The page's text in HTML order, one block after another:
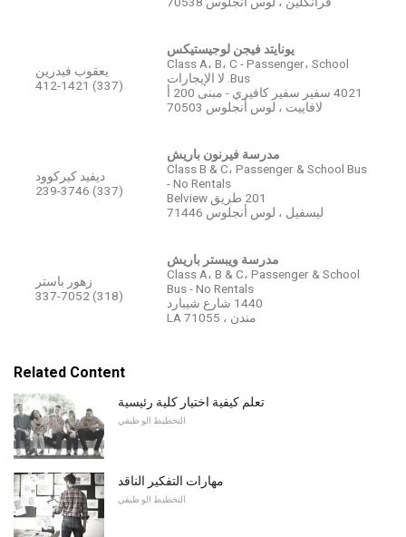
يونايتد فيجن لوجيستيكس
Class A، B، C - Passenger، School
Bus. لا الإيجارات
4021 سفير سفير كافيري - مبنى 200 أ
لافاييت ، لوس أنجلوس 70503
يعقوب فيدرين
(337) 412-1421
مدرسة فيرنون باريش
Class B & C، Passenger & School Bus
- No Rentals
201 طريق Belview
ليسفيل ، لوس أنجلوس 71446
ديفيد كيركوود
(337) 239-3746
مدرسة ويبستر باريش
Class A، B & C، Passenger & School
Bus - No Rentals
1440 شارع شيبارد
مندن ، LA 71055
زهور باستر
(318) 337-7052
Related Content
تعلم كيفية اختيار كلية رئيسية
التخطيط الو ظيفي
مهارات التفكير الناقد
التخطيط الو ظيفي